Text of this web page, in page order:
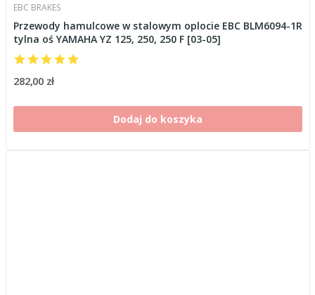
EBC BRAKES
Przewody hamulcowe w stalowym oplocie EBC BLM6094-1R
tylna oś YAMAHA YZ 125, 250, 250 F [03-05]
282,00 zł
Dodaj do koszyka